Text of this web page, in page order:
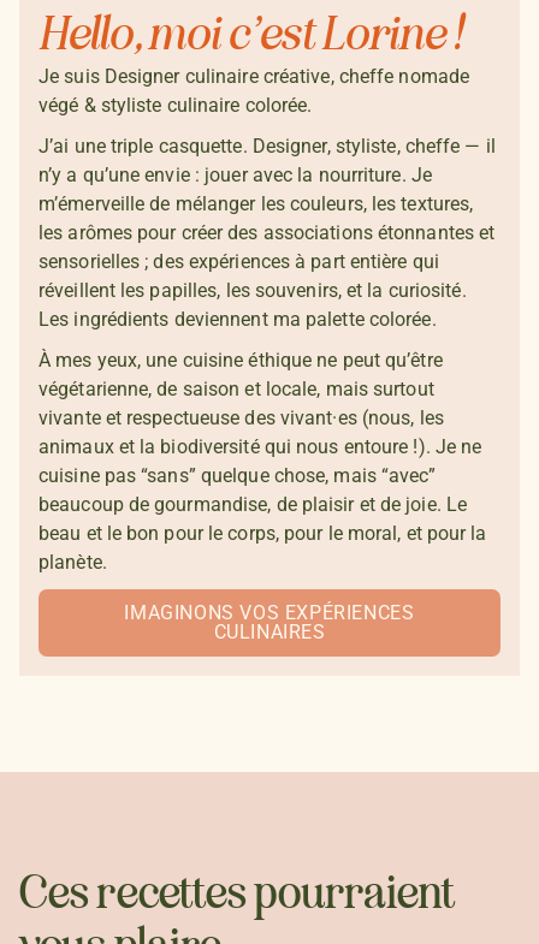
Hello, moi c’est Lorine !
Je suis Designer culinaire créative, cheffe nomade
végé & styliste culinaire colorée.
J’ai une triple casquette. Designer, styliste, cheffe — il
n’y a qu’une envie : jouer avec la nourriture. Je
m’émerveille de mélanger les couleurs, les textures,
les arômes pour créer des associations étonnantes et
sensorielles ; des expériences à part entière qui
réveillent les papilles, les souvenirs, et la curiosité.
Les ingrédients deviennent ma palette colorée.
À mes yeux, une cuisine éthique ne peut qu’être
végétarienne, de saison et locale, mais surtout
vivante et respectueuse des vivant·es (nous, les
animaux et la biodiversité qui nous entoure !). Je ne
cuisine pas “sans” quelque chose, mais “avec”
beaucoup de gourmandise, de plaisir et de joie. Le
beau et le bon pour le corps, pour le moral, et pour la
planète.
IMAGINONS VOS EXPÉRIENCES
CULINAIRES
Ces recettes pourraient